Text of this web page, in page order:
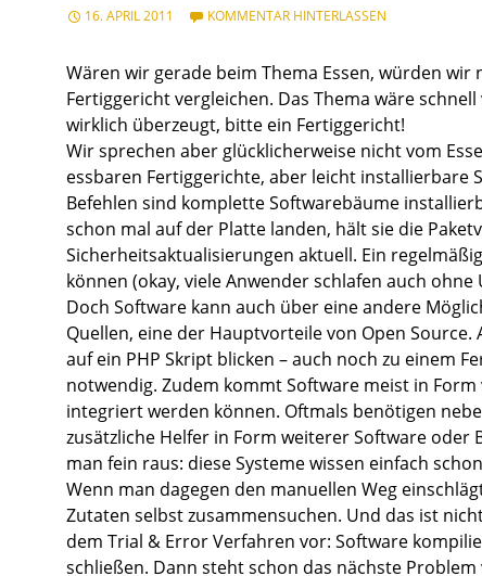
16. APRIL 2011 KOMMENTAR HINTERLASSEN
Wären wir gerade beim Thema Essen, würden
Fertiggericht vergleichen. Das Thema wäre
wirklich überzeugt, bitte ein Fertiggericht!
Wir sprechen aber glücklicherweise nicht vom
essbaren Fertiggerichte, aber leicht installierbare
Befehlen sind komplette Softwarebäume
schon mal auf der Platte landen, hält sie die
Sicherheitsaktualisierungen aktuell. Ein
können (okay, viele Anwender schlafen auch
Doch Software kann auch über eine andere
Quellen, eine der Hauptvorteile von Open
auf ein PHP Skript blicken – auch noch zu einem
notwendig. Zudem kommt Software meist in
integriert werden können. Oftmals benötigen
zusätzliche Helfer in Form weiterer Software
man fein raus: diese Systeme wissen einfach
Wenn man dagegen den manuellen Weg
Zutaten selbst zusammensuchen. Und das ist
dem Trial & Error Verfahren vor: Software
schließen. Dann steht schon das nächste